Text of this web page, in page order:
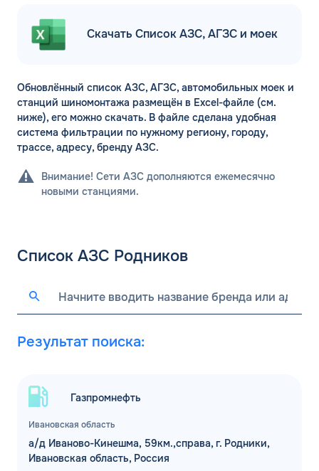
Скачать Список АЗС, АГЗС и моек
Обновлённый список АЗС, АГЗС, автомобильных моек и
станций шиномонтажа размещён в Excel-файле (см.
ниже), его можно скачать. В файле сделана удобная
система фильтрации по нужному региону, городу,
трассе, адресу, бренду АЗС.
Внимание! Сети АЗС дополняются ежемесячно
новыми станциями.
Список АЗС Родников
Результат поиска:
Ивановская область
Газпромнефть
а/д Иваново-Кинешма, 59км.,справа, г. Родники,
Ивановская область, Россия